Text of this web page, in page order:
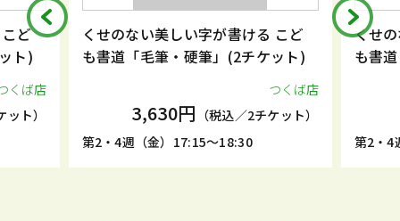
ど
ト)
くば店
ト）
くせのない美しい字が書ける こど
も書道「毛筆・硬筆」(2チケット)
つくば店
3,630円 （税込／2チケット）
第2・4週（金）17:15～18:30
くせ
も書
第2・4